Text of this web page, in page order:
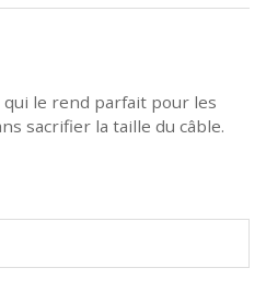
qui le rend parfait pour les
sacrifier la taille du câble.